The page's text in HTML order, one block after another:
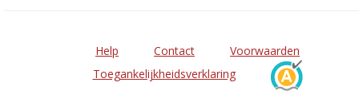
Help Contact
Voorwaarden
Toegankelijkheidsverklaring